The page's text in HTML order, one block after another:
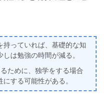
っていれば、基礎的な知
は勉強の時間が減る。
ために、独学をする場合
する可能性がある。